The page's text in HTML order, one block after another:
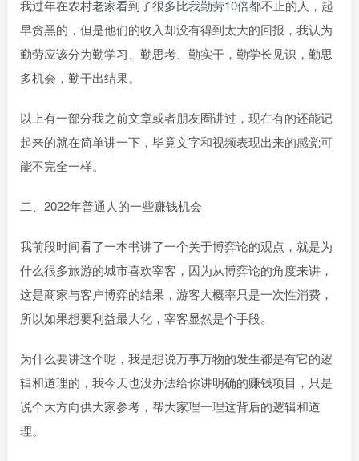
我过年在农村老家看到了很多比我勤劳10倍都不止的人，起
早贪黑的，但是他们的收入却没有得到太大的回报，我认为
勤劳应该分为勤学习、勤思考、勤实干，勤学长见识，勤思
多机会，勤干出结果。
以上有一部分我之前文章或者朋友圈讲过，现在有的还能记
起来的就在简单讲一下，毕竟文字和视频表现出来的感觉可
能不完全一样。
二、2022年普通人的一些赚钱机会
我前段时间看了一本书讲了一个关于博弈论的观点，就是为
什么很多旅游的城市喜欢宰客，因为从博弈论的角度来讲，
这是商家与客户博弈的结果，游客大概率只是一次性消费，
所以如果想要利益最大化，宰客显然是个手段。
为什么要讲这个呢，我是想说万事万物的发生都是有它的逻
辑和道理的，我今天也没办法给你讲明确的赚钱项目，只是
说个大方向供大家参考，帮大家理一理这背后的逻辑和道
理。